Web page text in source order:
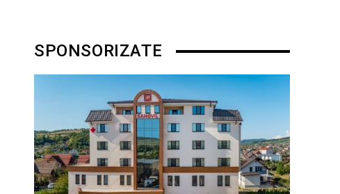
SPONSORIZATE